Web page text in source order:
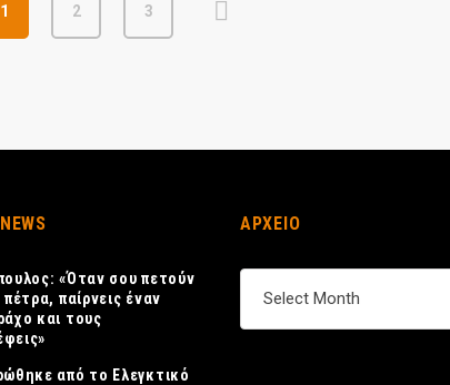
1 2 3
«Όταν σου πετούν
πέτρα, παίρνεις έναν
και τους
από το Ελεγκτικό
ΑΡΧΕΙΟ
Select Month